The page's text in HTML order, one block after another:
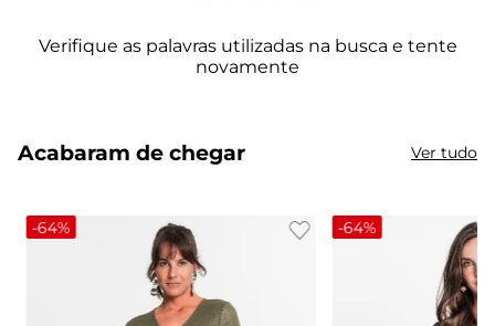
Acabaram de chegar Ver tudo
-64% -64%
calça feminina
conjunto feminino